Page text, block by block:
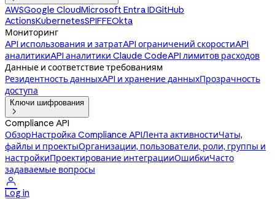
AWSGoogle CloudMicrosoft Entra IDGitHub
ActionsKubernetesSPIFFEOkta
Мониторинг
API использования и затратAPI ограничений скоростиAPI
аналитикиAPI аналитики Claude CodeAPI лимитов расходов
Данные и соответствие требованиям
Резидентность данныхAPI и хранение данныхПрозрачность
доступа
Ключи шифрования

Compliance API
ОбзорНастройка Compliance APIЛента активностиЧаты,
файлы и проектыОрганизации, пользователи, роли, группы и
настройкиПроектирование интеграцииОшибкиЧасто
задаваемые вопросы

Log in